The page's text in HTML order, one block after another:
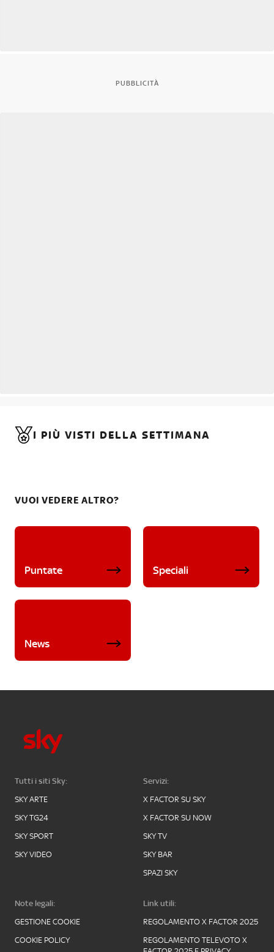
PUBBLICITÀ
I PIÙ VISTI DELLA SETTIMANA
VUOI VEDERE ALTRO?
Puntate Speciali
News
Tutti i siti Sky:
SKY ARTE
SKY TG24
SKY SPORT
SKY VIDEO
Servizi:
X FACTOR SU SKY
X FACTOR SU NOW
SKY TV
SKY BAR
SPAZI SKY
Note legali:
GESTIONE COOKIE
COOKIE POLICY
Link utili:
REGOLAMENTO X FACTOR 2025
REGOLAMENTO TELEVOTO X